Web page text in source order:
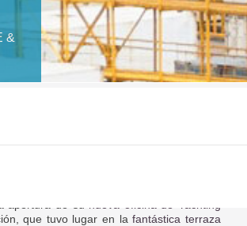
&
que tuvo lugar en lafantástica terraza